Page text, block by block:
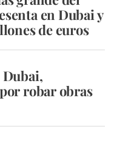
en Dubai y
de euros
robar obras